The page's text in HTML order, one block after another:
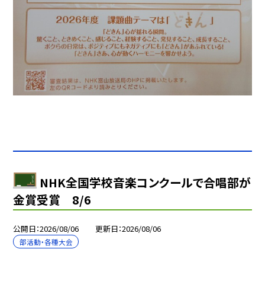
NHK全国学校音楽コンクールで合唱部が
金賞受賞 8/6
公開日 2026/08/06 更新日 2026/08/06
部活動・各種大会